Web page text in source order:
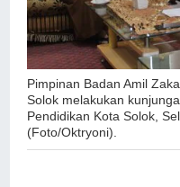
Pimpinan Badan Amil
Solok melakukan
Pendidikan Kota Solok,
(Foto/Oktryoni).